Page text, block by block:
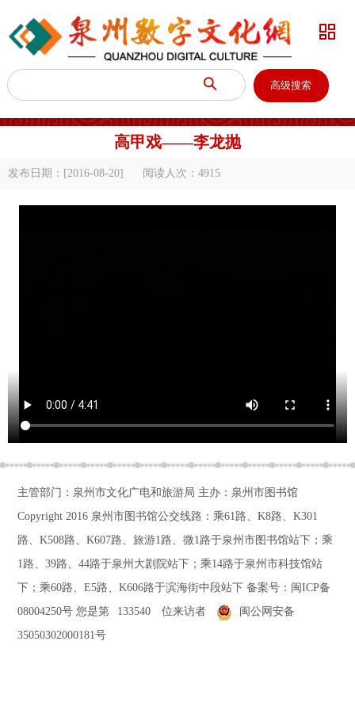
 高级搜索

高甲戏——李龙抛
发布日期：[2016-08-20] 阅读人次： 4915
主管部门：泉州市文化广电和旅游局 主办：泉州市图书馆
Copyright 2016 泉州市图书馆公交线路：乘61路、K8路、K301
路、K508路、K607路、旅游1路、微1路于泉州市图书馆站下；乘
1路、39路、44路于泉州大剧院站下；乘14路于泉州市科技馆站
下；乘60路、E5路、K606路于滨海街中段站下备案号： 闽ICP备
08004250号 您是第 133540 位来访者
闽公网安备
35050302000181号